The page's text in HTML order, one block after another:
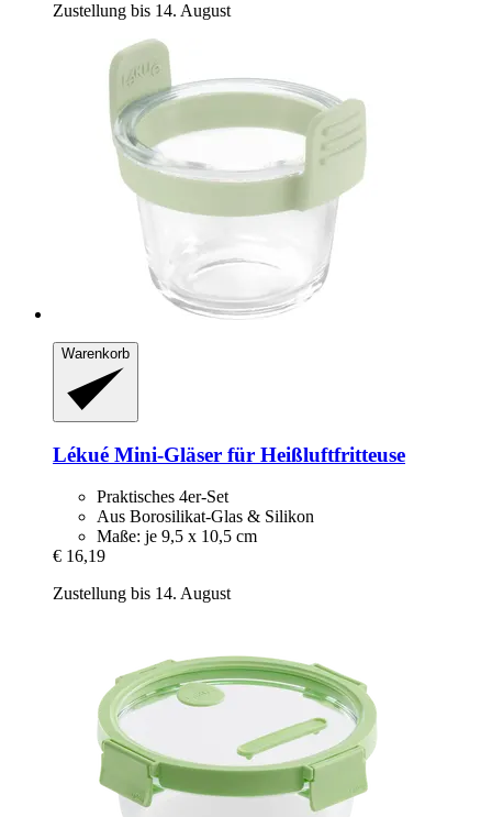
Zustellung bis 14. August
Warenkorb
Lékué Mini-​Gläser für Heißluftfritteuse
Praktisches 4er-Set
Aus Borosilikat-Glas & Silikon
Maße: je 9,5 x 10,5 cm
€ 16,19
Zustellung bis 14. August